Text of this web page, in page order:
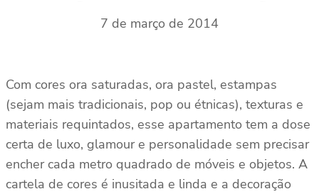
7 de março de 2014
Com cores ora saturadas, ora pastel, estampas
(sejam mais tradicionais, pop ou étnicas), texturas e
materiais requintados, esse apartamento tem a dose
certa de luxo, glamour e personalidade sem precisar
encher cada metro quadrado de móveis e objetos. A
cartela de cores é inusitada e linda e a decoração